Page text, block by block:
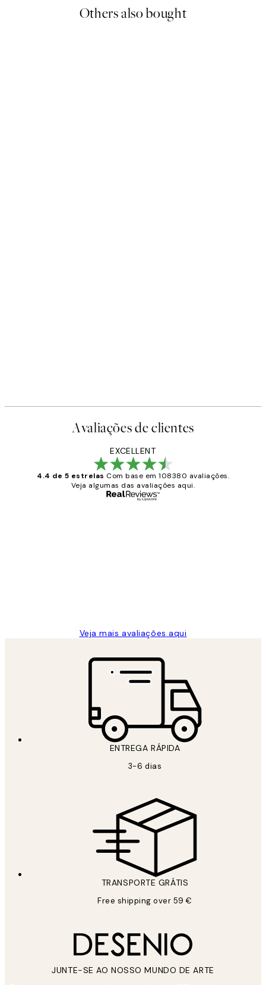
Others also bought
Avaliações de clientes
EXCELLENT
4.4 de 5 estrelas Com base em 108380 avaliações.
Veja algumas das avaliações aqui.
Veja mais avaliações aqui
ENTREGA RÁPIDA
3-6 dias
TRANSPORTE GRÁTIS
Free shipping over 59 €
JUNTE-SE AO NOSSO MUNDO DE ARTE